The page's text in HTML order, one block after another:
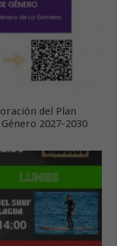
del Plan
2027-2030